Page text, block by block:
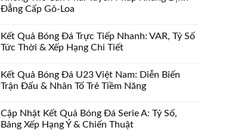
Đẳng Cấp Gô-Loa
Kết Quả Bóng Đá Trực Tiếp Nhanh: VAR, Tỷ Số
Tức Thời & Xếp Hạng Chi Tiết
Kết Quả Bóng Đá U23 Việt Nam: Diễn Biến
Trận Đấu & Nhân Tố Trẻ Tiềm Năng
Cập Nhật Kết Quả Bóng Đá Serie A: Tỷ Số,
Bảng Xếp Hạng Ý & Chiến Thuật